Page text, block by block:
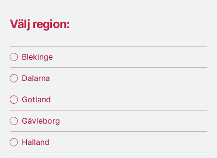
Välj region:
Blekinge
Dalarna
Gotland
Gävleborg
Halland